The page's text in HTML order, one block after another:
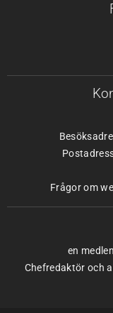
Frågor om
en
Chefredaktör och